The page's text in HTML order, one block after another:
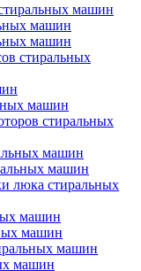
машин
машин
машин
стиральных
машин
стиральных
машин
машин
люка стиральных
машин
машин
машин
машин